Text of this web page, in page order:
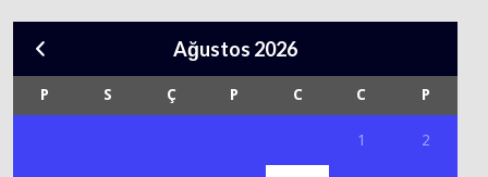
Ağustos 2026
P S Ç P C C P
1 2